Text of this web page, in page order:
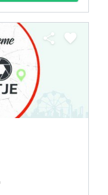
share favorite